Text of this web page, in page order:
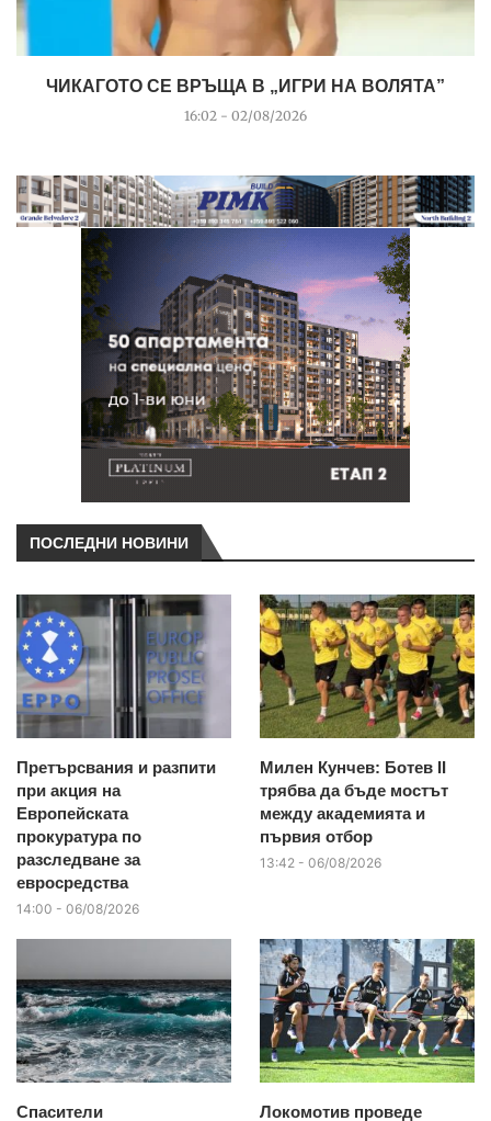
ЧИКАГОТО СЕ ВРЪЩА В „ИГРИ НА ВОЛЯТА”
16:02 - 02/08/2026
ПОСЛЕДНИ НОВИНИ
Претърсвания и разпити
при акция на
Европейската
прокуратура по
разследване за
евросредства
14:00 - 06/08/2026
Милен Кунчев: Ботев II
трябва да бъде мостът
между академията и
първия отбор
13:42 - 06/08/2026
Спасители
Локомотив проведе